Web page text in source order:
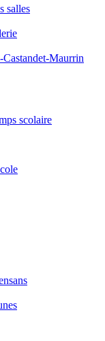
salles
Castandet-Maurrin
scolaire